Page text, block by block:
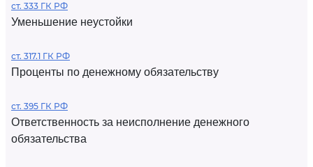
ст. 333 ГК РФ
Уменьшение неустойки
ст. 317.1 ГК РФ
Проценты по денежному обязательству
ст. 395 ГК РФ
Ответственность за неисполнение денежного
обязательства